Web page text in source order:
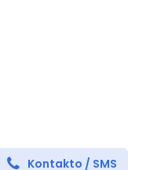
Kontakto / SMS